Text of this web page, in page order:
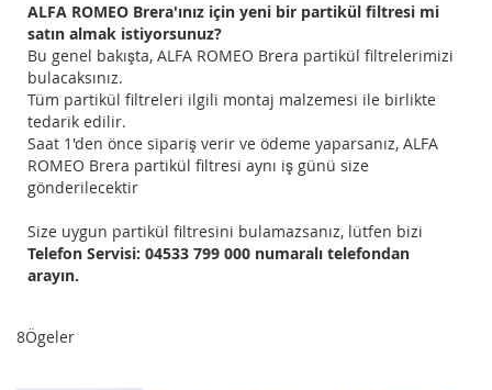
ALFA ROMEO Brera'ınız için yeni bir partikül filtresi mi
satın almak istiyorsunuz?
Bu genel bakışta, ALFA ROMEO Brera partikül filtrelerimizi
bulacaksınız.
Tüm partikül filtreleri ilgili montaj malzemesi ile birlikte
tedarik edilir.
Saat 1'den önce sipariş verir ve ödeme yaparsanız, ALFA
ROMEO Brera partikül filtresi aynı iş günü size
gönderilecektir
Size uygun partikül filtresini bulamazsanız, lütfen bizi
Telefon Servisi: 04533 799 000 numaralı telefondan
arayın.
8Ögeler